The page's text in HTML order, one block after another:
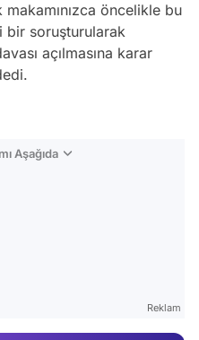
öncelikle bu
bir soruşturularak
açılmasına karar
Aşağıda
Reklam